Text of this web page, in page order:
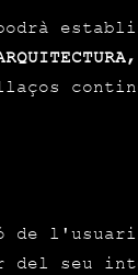
de l'usuari
del seu